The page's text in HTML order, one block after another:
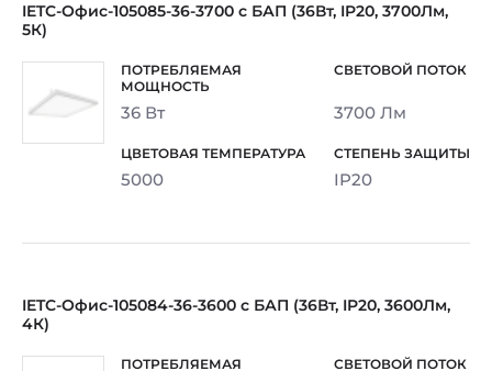
IETC-Офис-105085-36-3700 с БАП (36Вт, IP20, 3700Лм,
5К)
36 Вт 3700 Лм
5000 IP20
IETC-Офис-105084-36-3600 с БАП (36Вт, IP20, 3600Лм,
4К)